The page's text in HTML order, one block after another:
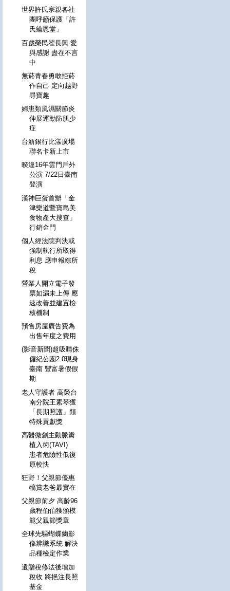
世界許氏宗親各社
團呼籲保護「許
氏綸恩堂」
百歲榮民翟長興 愛
與感謝 盡在不言
中
無菸青春勇敢拒菸
作自己 定向越野
尋寶趣
婦患類風濕關節炎
伸展運動防肌少
症
台新銀行比漾廣場
聯名卡新上市
暌違16年雲門戶外
公演 7/22日臺南
登演
漢神巨蛋首辦「金
津樂道暨寶島美
食物產大搜查」
行銷金門
個人經法院判決或
強制執行所取得
利息 應申報綜所
稅
營業人開立電子發
票如漏未上傳 應
速改善並建置檢
核機制
預售房屋廣告費為
出售年度之費用
(影音新聞)超吸睛侏
儸紀公園2.0現身
臺南 豐富暑假假
期
老人守護者 高榮台
南分院王素琴獲
「長期照護」類
特殊貢獻獎
高醫微創主動脈瓣
植入術(TAVI)
患者危險性低復
原較快
狂野！父親節優惠
犒賞老爸最實在
父親節前夕 高齡96
歲程伯伯獲頒模
範父親節獎章
全球先驅蝴蝶蘭影
像辨識系統 解決
品種檢定作業
遺贈稅修法後增加
稅收 將挹注長照
基金